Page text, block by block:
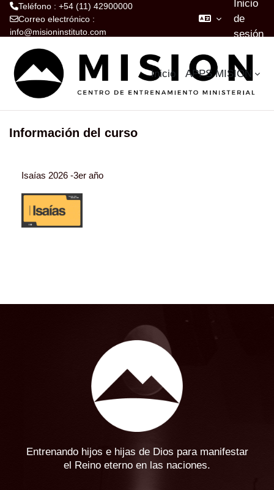
Teléfono : +54 (11) 42900000
Correo electrónico :
info@misioninstituto.com
Inicio
de
sesión
Inicio APPS MISION
Información del curso
Isaías 2026 -3er año
Entrenando hijos e hijas de Dios para manifestar
el Reino eterno en las naciones.